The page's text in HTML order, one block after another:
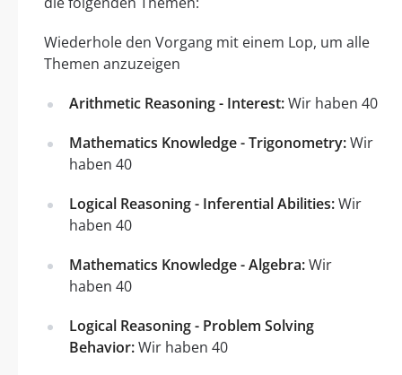
Wiederhole den Vorgang mit einem Lop, um alle
Themen anzuzeigen
Arithmetic Reasoning - Interest:Wir haben 40
Mathematics Knowledge - Trigonometry:Wir
haben 40
Logical Reasoning - Inferential Abilities:Wir
haben 40
Mathematics Knowledge - Algebra:Wir
haben 40
Logical Reasoning - Problem Solving
Behavior:Wir haben 40